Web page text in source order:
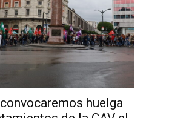
huelga